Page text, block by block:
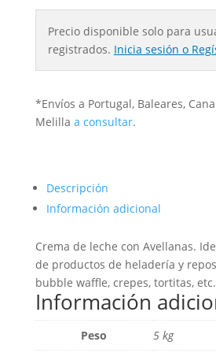
Precio disponible solo para
registrados. Inicia sesión o
*Envíos a Portugal, Baleares,
Melilla a consultar.
Descripción
Información adicional
Crema de leche con Avellanas.
de productos de heladería y
bubble waffle, crepes, tortitas, etc.
Información
Peso 5 kg